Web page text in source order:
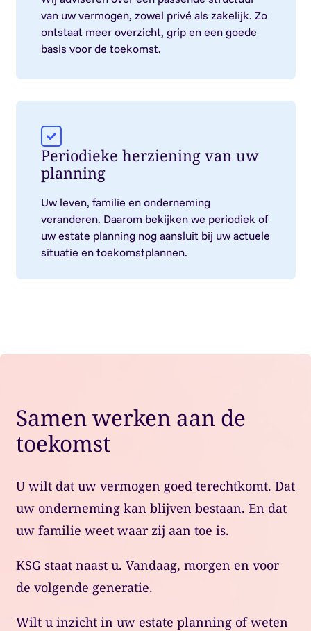
van uw vermogen, zowel privé als zakelijk. Zo
ontstaat meer overzicht, grip en een goede
basis voor de toekomst.
Periodieke herziening van uw
planning
Uw leven, familie en onderneming
veranderen. Daarom bekijken we periodiek of
uw estate planning nog aansluit bij uw actuele
situatie en toekomstplannen.
Samen werken aan de
toekomst
U wilt dat uw vermogen goed terechtkomt. Dat
uw onderneming kan blijven bestaan. En dat
uw familie weet waar zij aan toe is.
KSG staat naast u. Vandaag, morgen en voor
de volgende generatie.
Wilt u inzicht in uw estate planning of weten